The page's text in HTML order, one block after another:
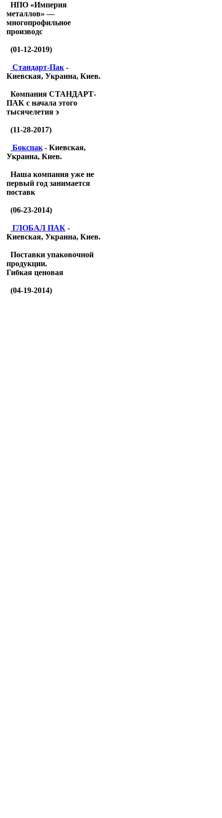
НПО «Империя
металлов» —
многопрофильное
производс
(01-12-2019)
Стандарт-Пак -
Киевская, Украина, Киев.
Компания СТАНДАРТ-
ПАК с начала этого
тысячелетия э
(11-28-2017)
Бокспак - Киевская,
Украина, Киев.
Наша компания уже не
первый год занимается
поставк
(06-23-2014)
ГЛОБАЛ ПАК -
Киевская, Украина, Киев.
Поставки упаковочной
продукции.
Гибкая ценовая
(04-19-2014)